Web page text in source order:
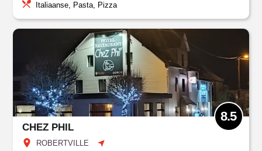
Italiaanse, Pasta, Pizza
CHEZ PHIL
ROBERTVILLE
8.5